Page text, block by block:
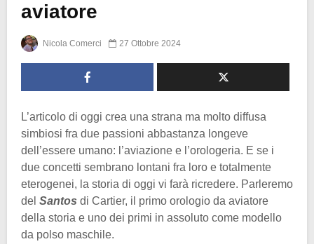
aviatore
Nicola Comerci 27 Ottobre 2024
L’articolo di oggi crea una strana ma molto diffusa
simbiosi fra due passioni abbastanza longeve
dell’essere umano: l’aviazione e l’orologeria. E se i
due concetti sembrano lontani fra loro e totalmente
eterogenei, la storia di oggi vi farà ricredere. Parleremo
del Santos di Cartier, il primo orologio da aviatore
della storia e uno dei primi in assoluto come modello
da polso maschile.